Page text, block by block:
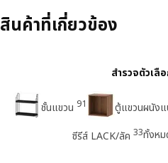
สินค้าที่เกี่ยวข้อง
สำรวจตัวเลื
ชั้นแขวน 91 ตู้แขวนผนัง
ซีรีส์ LACK/ลัค 33ทั้งหม